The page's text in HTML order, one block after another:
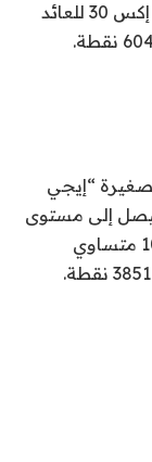
مستوى 17218 نقطة، ونزل مؤشر “إيجي إكس 30 للعائد
“إيجي
الأوزان” بنسبة 0.28% ليصل إلى مستوى
2595 نقطة، وصعد مؤشر “إيجي إكس 100 متساوي